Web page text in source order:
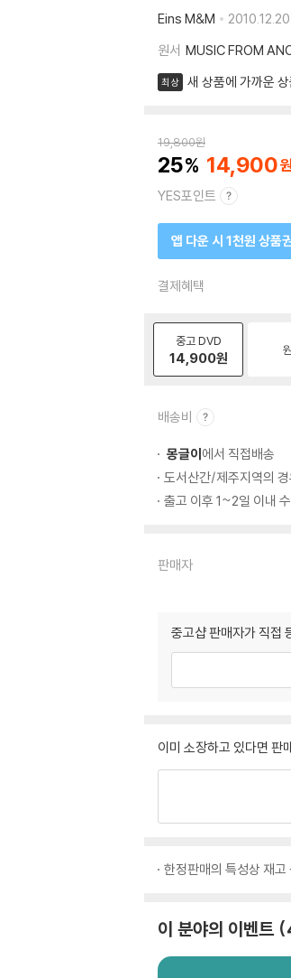
Eins M&M
2010.12.20.
원서 MUSIC FROM
최상 새 상품에 가까운
19,800원
25 14,900
YES포인트
앱 다운 시 1천원 상품
결제혜택
중고 DVD
14,900원
배송비
몽글이에서 직접배송
도서산간/제주지역의
출고 이후 1~2일 이내
판매자
중고샵 판매자가 직접
이미 소장하고 있다면 판
한정판매의 특성상 재고
이 분야의 이벤트